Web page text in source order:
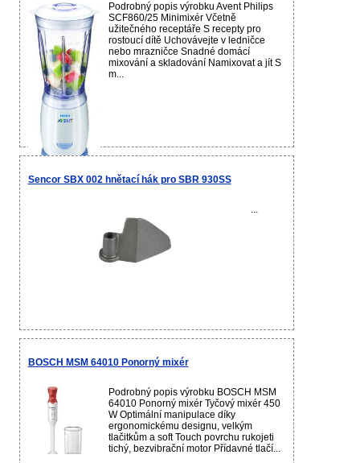
Podrobný popis výrobku Avent Philips
SCF860/25 Minimixér Včetně
užitečného receptáře S recepty pro
rostoucí dítě Uchovávejte v ledničce
nebo mrazničce Snadné domácí
mixování a skladování Namixovat a jít S
m...
Sencor SBX 002 hnětací hák pro SBR 930SS
...
BOSCH MSM 64010 Ponorný mixér
Podrobný popis výrobku BOSCH MSM
64010 Ponorný mixér Tyčový mixér 450
W Optimální manipulace díky
ergonomickému designu, velkým
tlačitkům a soft Touch povrchu rukojeti
tichý, bezvibrační motor Přídavné tlačí...